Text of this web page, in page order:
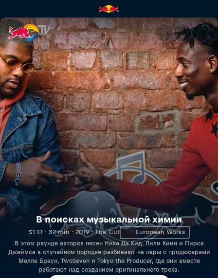
В поисках музыкальной
В поисках музыкальной химии
S1 E1 · 32 min · 2019 · The Cut European Works
В этом раунде авторов песен Ника Да Кид, Лили Киин и Пирса
Джеймса в случайном порядке разбивают на пары с продюсерами
Мелле Браун, TwoSeven и Tokyo the Producer, где они вместе
работают над созданием оригинального трека.